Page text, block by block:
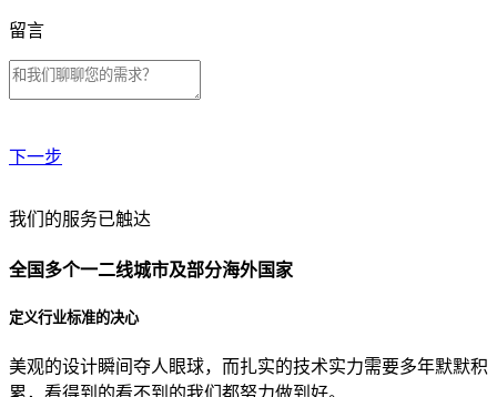
留言
下一步
贵公司预算范围是？
贵公司的团队规模是？
目前主要的营销渠道是？
我们的服务已触达
全国多个一二线城市及部分海外国家
定义行业标准的决心
美观的设计瞬间夺人眼球，而扎实的技术实力需要多年默默积
累，看得到的看不到的我们都努力做到好。